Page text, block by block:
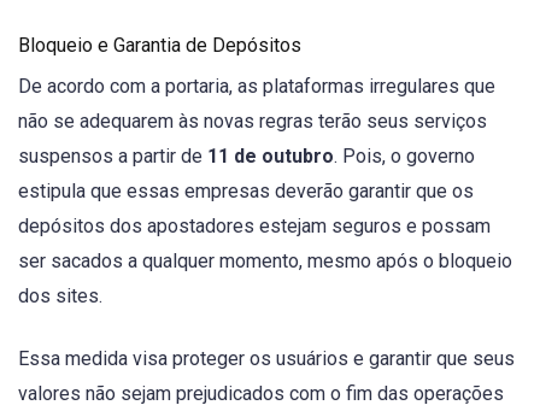
Bloqueio e Garantia de Depósitos
De acordo com a portaria, as plataformas irregulares que
não se adequarem às novas regras terão seus serviços
suspensos a partir de 11 de outubro. Pois, o governo
estipula que essas empresas deverão garantir que os
depósitos dos apostadores estejam seguros e possam
ser sacados a qualquer momento, mesmo após o bloqueio
dos sites.
Essa medida visa proteger os usuários e garantir que seus
valores não sejam prejudicados com o fim das operações